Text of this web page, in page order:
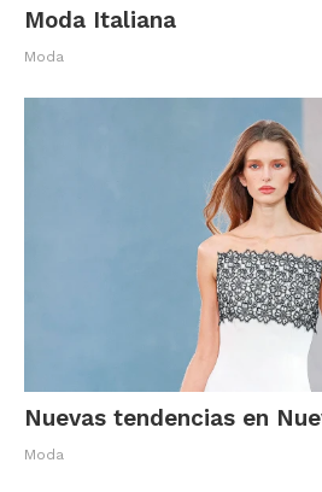
Moda Italiana
Moda
Nuevas tendencias en
Moda